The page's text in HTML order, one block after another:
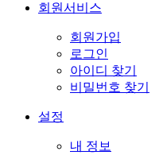
회원서비스
회원가입
로그인
아이디 찾기
비밀번호 찾기
설정
내 정보